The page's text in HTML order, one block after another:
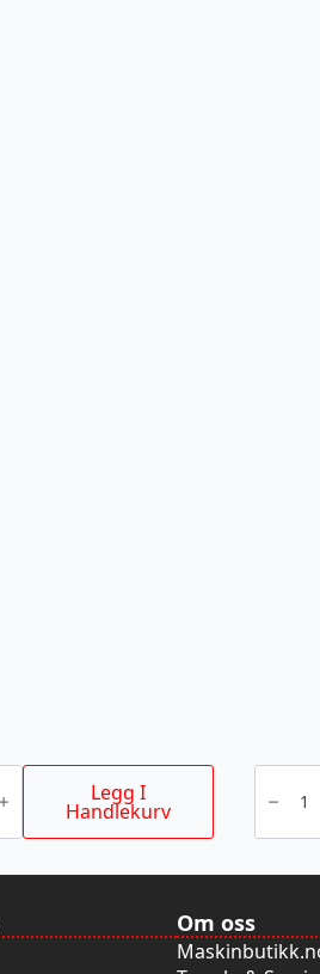
Legg I
Handlekurv 105/4MM
antall
Om oss